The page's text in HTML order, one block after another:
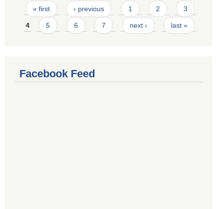
Pages
« first ‹ previous 1 2 3
4 5 6 7 next › last »
Facebook Feed